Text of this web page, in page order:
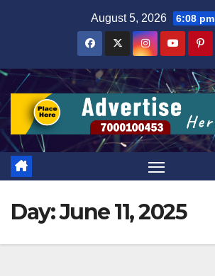
August 5, 2026 6:08 pm
Day:June 11, 2025